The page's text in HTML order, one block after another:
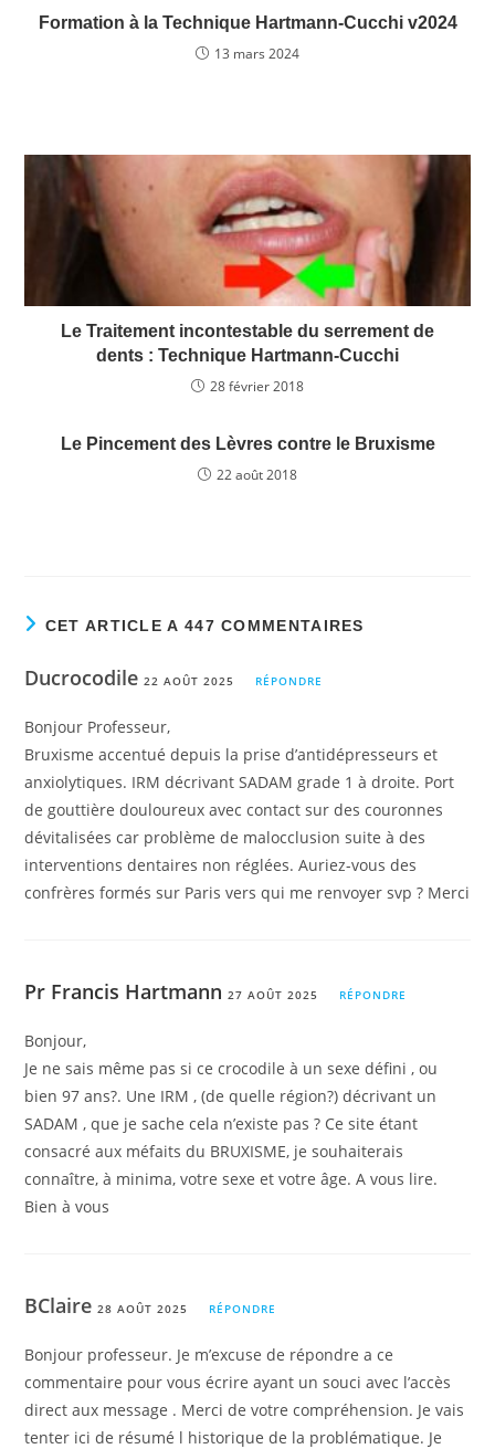
o n
Formation à la Technique Hartmann-Cucchi v2024
13 mars 2024
Le Traitement incontestable du serrement de
dents : Technique Hartmann-Cucchi
28 février 2018
Le Pincement des Lèvres contre le Bruxisme
22 août 2018
CET ARTICLE A 447 COMMENTAIRES
Ducrocodile22 AOÛT 2025 RÉPONDRE
Bonjour Professeur,
Bruxisme accentué depuis la prise d’antidépresseurs et
anxiolytiques. IRM décrivant SADAM grade 1 à droite. Port
de gouttière douloureux avec contact sur des couronnes
dévitalisées car problème de malocclusion suite à des
interventions dentaires non réglées. Auriez-vous des
confrères formés sur Paris vers qui me renvoyer svp ? Merci
Pr Francis Hartmann 27 AOÛT 2025 RÉPONDRE
Bonjour,
Je ne sais même pas si ce crocodile à un sexe défini , ou
bien 97 ans?. Une IRM , (de quelle région?) décrivant un
SADAM , que je sache cela n’existe pas ? Ce site étant
consacré aux méfaits du BRUXISME, je souhaiterais
connaître, à minima, votre sexe et votre âge. A vous lire.
Bien à vous
BClaire28 AOÛT 2025 RÉPONDRE
Bonjour professeur. Je m’excuse de répondre a ce
commentaire pour vous écrire ayant un souci avec l’accès
direct aux message . Merci de votre compréhension. Je vais
tenter ici de résumé l historique de la problématique. Je